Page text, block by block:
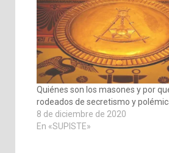
Quiénes son los masones y por
rodeados de secretismo y
8 de diciembre de 2020
En «SUPISTE»